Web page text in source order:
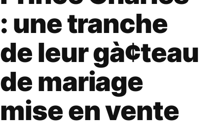
: une tranche
de leur gà¢teau
de mariage
mise en vente